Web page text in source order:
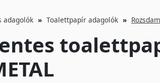
adagolók Toalettpapír adagolók